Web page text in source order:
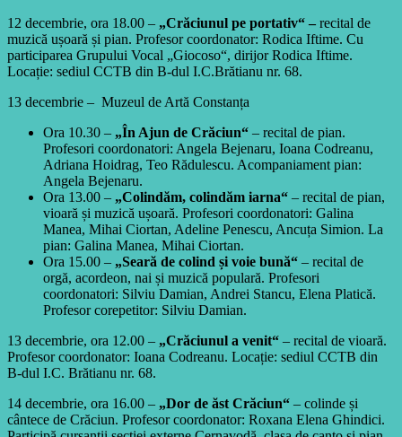
12 decembrie, ora 18.00 – „Crăciunul pe portativ“ – recital de
muzică ușoară și pian. Profesor coordonator: Rodica Iftime. Cu
participarea Grupului Vocal „Giocoso“, dirijor Rodica Iftime.
Locație: sediul CCTB din B-dul I.C.Brătianu nr. 68.
13 decembrie – Muzeul de Artă Constanța
Ora 10.30 – „În Ajun de Crăciun“ – recital de pian.
Profesori coordonatori: Angela Bejenaru, Ioana Codreanu,
Adriana Hoidrag, Teo Rădulescu. Acompaniament pian:
Angela Bejenaru.
Ora 13.00 – „Colindăm, colindăm iarna“ – recital de pian,
vioară și muzică ușoară. Profesori coordonatori: Galina
Manea, Mihai Ciortan, Adeline Penescu, Ancuța Simion. La
pian: Galina Manea, Mihai Ciortan.
Ora 15.00 – „Seară de colind și voie bună“ – recital de
orgă, acordeon, nai și muzică populară. Profesori
coordonatori: Silviu Damian, Andrei Stancu, Elena Platică.
Profesor corepetitor: Silviu Damian.
13 decembrie, ora 12.00 – „Crăciunul a venit“ – recital de vioară.
Profesor coordonator: Ioana Codreanu. Locație: sediul CCTB din
B-dul I.C. Brătianu nr. 68.
14 decembrie, ora 16.00 – „Dor de ăst Crăciun“ – colinde și
cântece de Crăciun. Profesor coordonator: Roxana Elena Ghindici.